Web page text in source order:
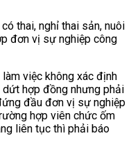
thai, nghỉ thai sản, nuôi
đơn vị sự nghiệp công
việc không xác định
hợp đồng nhưng phải
đầu đơn vị sự nghiệp
hợp viên chức ốm
liên tục thì phải báo